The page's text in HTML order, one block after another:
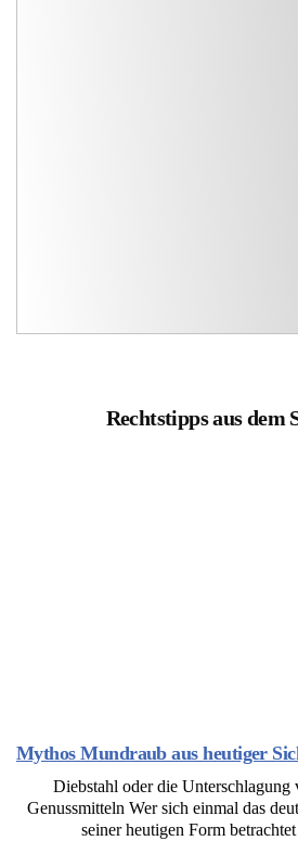
Rechtstipps aus dem
Mythos Mundraub aus heutiger
Diebstahl oder die Unterschlagung
Genussmitteln Wer sich einmal das
seiner heutigen Form